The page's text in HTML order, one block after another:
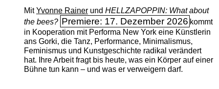
MitYvonne Rainerund HELLZAPOPPIN: What about
the bees? Premiere: 17. Dezember 2026 kommt
in Kooperation mit Performa New York eine Künstlerin
ans Gorki, die Tanz, Performance, Minimalismus,
Feminismus und Kunstgeschichte radikal verändert
hat. Ihre Arbeit fragt bis heute, was ein Körper auf einer
Bühne tun kann – und was er verweigern darf.